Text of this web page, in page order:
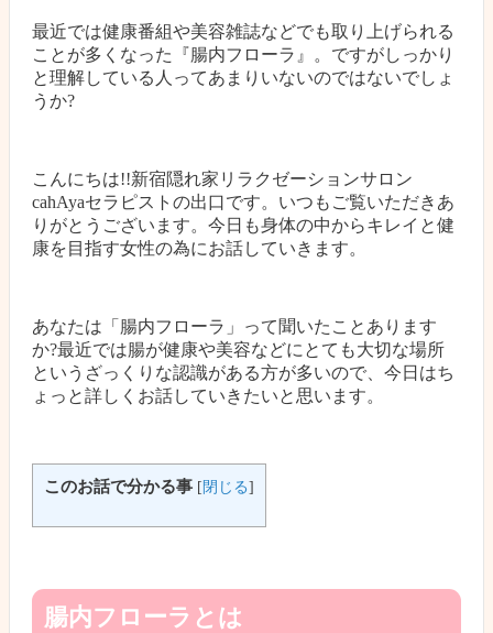
最近では健康番組や美容雑誌などでも取り上げられる
ことが多くなった『腸内フローラ』。ですがしっかり
と理解している人ってあまりいないのではないでしょ
うか?
こんにちは!!新宿隠れ家リラクゼーションサロン
cahAyaセラピストの出口です。いつもご覧いただきあ
りがとうございます。今日も身体の中からキレイと健
康を目指す女性の為にお話していきます。
あなたは「腸内フローラ」って聞いたことあります
か?最近では腸が健康や美容などにとても大切な場所
というざっくりな認識がある方が多いので、今日はち
ょっと詳しくお話していきたいと思います。
このお話で分かる事 [ 閉じる]
腸内フローラとは